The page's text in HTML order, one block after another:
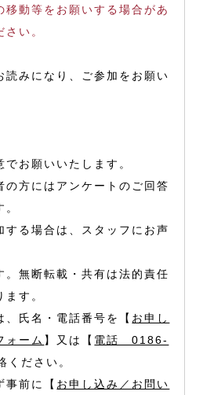
移動等をお願いする場合があ
い。
読みになり、ご参加をお願い
お願いいたします。
方にはアンケートのご回答
る場合は、スタッフにお声
無断転載・共有は法的責任
す。
氏名・電話番号を【 お申し
ォーム 】又は【 電話 0186-
ください。
前に【 お申し込み／お問い